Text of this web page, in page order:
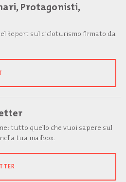
Protagonisti,
Report sul cicloturismo firmato da
tutto quello che vuoi sapere sul
tua mailbox.